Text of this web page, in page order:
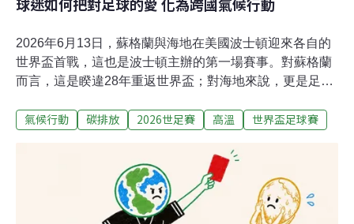
2026年6月13日，蘇格蘭與海地在美國波士頓迎來各自的
世界盃首戰，這也是波士頓主辦的第一場賽事。對蘇格蘭
而言，這是睽違28年重返世界盃；對海地來說，更是足足
蘇格蘭格紋軍團（Tartan Army）飛越大西洋，準備在北美
到足以讓人脫水的賽事裡，國際足總（FIFA）竟連一支空
水瓶都不讓他們帶進球場。蘇格蘭球迷俱樂部聯會
（Association of Tartan Army Clubs）隨即抗議，直言
「禁帶環保水瓶既無必要又適得其反，讓數萬名支持者面
氣候行動 碳排放 2026世足賽 高溫 世界盃足球賽